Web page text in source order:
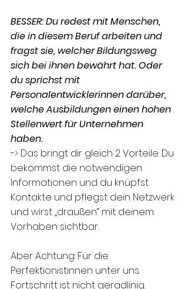
BESSER: Du redest mit Menschen,
die in diesem Beruf arbeiten und
fragst sie, welcher Bildungsweg
sich bei ihnen bewährt hat. Oder
du sprichst mit
Personalentwicklerinnen darüber,
welche Ausbildungen einen hohen
Stellenwert für Unternehmen
haben.
-> Das bringt dir gleich 2 Vorteile: Du
bekommst die notwendigen
Informationen und du knüpfst
Kontakte und pflegst dein Netzwerk
und wirst „draußen“ mit deinem
Vorhaben sichtbar.
Aber Achtung: Für die
Perfektionistinnen unter uns.
Fortschritt ist nicht geradlinig.